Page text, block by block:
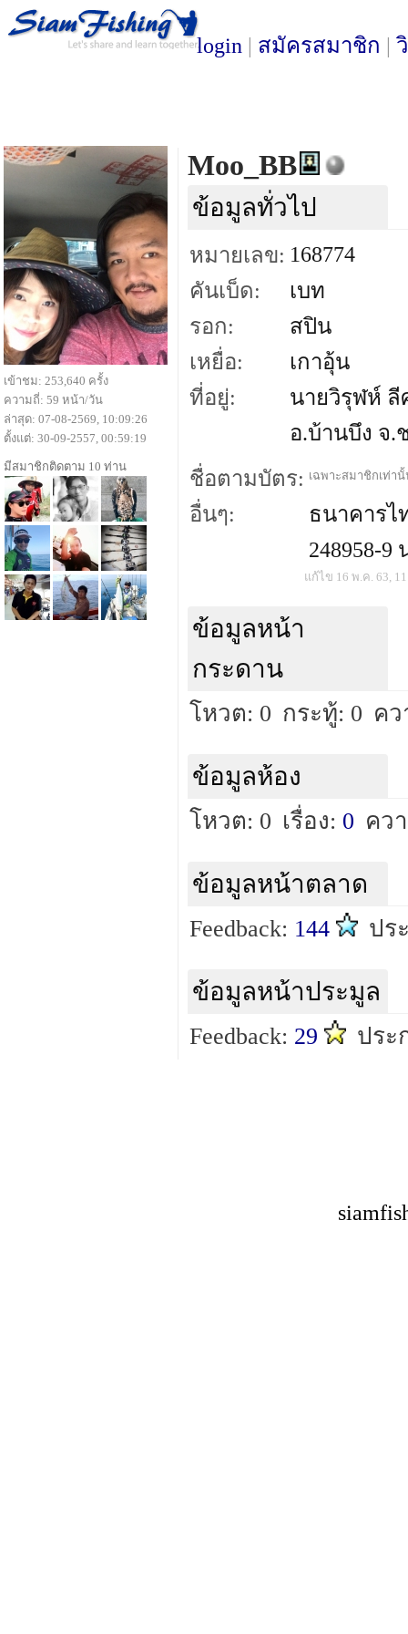
login | สมัครสมาชิก |
Moo_BB
ข้อมูลทั่วไป
หมายเลข: 168774
คันเบ็ด:
เบท
รอก:
สปิน
เหยื่อ:
เกาอุ้น
ที่อยู่:
นายวิรุฬห์ ลี
อ.บ้านบึง จ.
ชื่อตามบัตร: เฉพาะสมาชิกเท่า
อื่นๆ:
ธนาคารไ
248958-
แก้ไข 16 พ.ค. 63,
ข้อมูลหน้า
กระดาน
โหวต: 0 กระทู้: 0 ค
ข้อมูลห้อง
โหวต: 0 เรื่อง: 0 คว
ข้อมูลหน้าตลาด
Feedback: 144 ปร
ข้อมูลหน้าประมูล
Feedback: 29 ปร
เข้าชม: 253,640 ครั้ง
ความถี่: 59 หน้า/วัน
ล่าสุด: 07-08-2569, 10:09:26
ตั้งแต่: 30-09-2557, 00:59:19
มีสมาชิกติดตาม 10 ท่าน